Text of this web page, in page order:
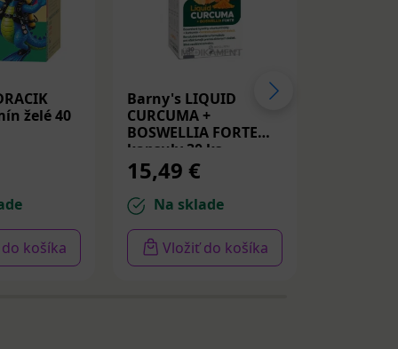
želé 40
košíka
Barny's LIQUID
CURCUMA +
BOSWELLIA FORTE
kapsuly 30 ks
15,49 €
Na sklade
Vložiť do košíka